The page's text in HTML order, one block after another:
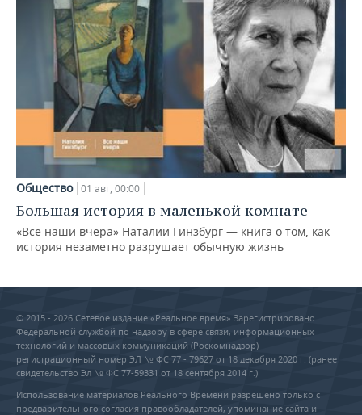
Общество 01 авг, 00:00
Большая история в маленькой комнате
«Все наши вчера» Наталии Гинзбург — книга о том, как
история незаметно разрушает обычную жизнь
© 2015 - 2026 Сетевое издание «Реальное время» Зарегистрировано
Федеральной службой по надзору в сфере связи, информационных
технологий и массовых коммуникаций (Роскомнадзор) –
регистрационный номер ЭЛ № ФС 77 - 79627 от 18 декабря 2020 г. (ранее
свидетельство Эл № ФС 77-59331 от 18 сентября 2014 г.)
Использование материалов Реального Времени разрешено только с
предварительного согласия правообладателей, упоминание сайта и